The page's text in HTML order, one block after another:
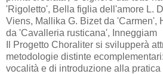
'Rigoletto', Bella figlia dell'amore L.
Viens, Mallika G. Bizet da 'Carmen',
da 'Cavalleria rusticana', Inneggiam
Il Progetto Choraliter si svilupperà
metodologie distinte
vocalità e di introduzione alla